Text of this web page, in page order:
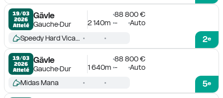
19/03
2026
Attelé
Gävle
GaucheDur
88 800 €
2 140m - Auto
2e
Speedy Hard Vicane
19/03
2026
Attelé
Gävle
GaucheDur
88 800 €
1 640m - Auto
5e
Midas Mana